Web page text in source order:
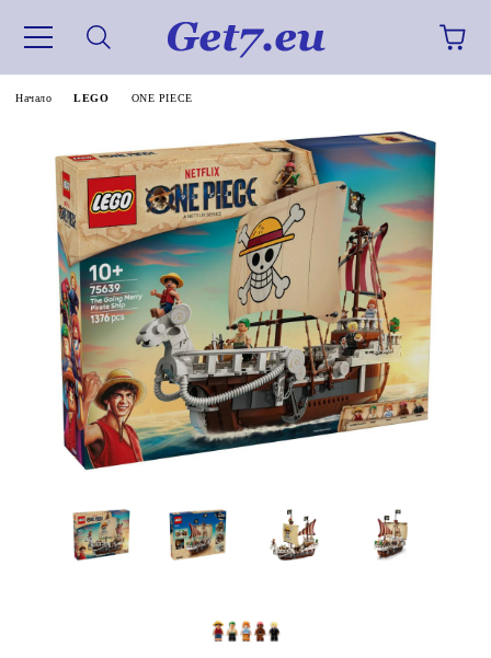
Начало LEGO ONE PIECE